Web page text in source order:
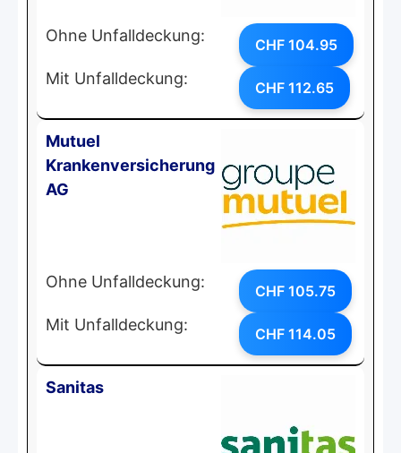
Ohne Unfalldeckung: CHF 104.95
Mit Unfalldeckung: CHF 112.65
Mutuel
Krankenversicherung
AG
Ohne Unfalldeckung: CHF 105.75
Mit Unfalldeckung: CHF 114.05
Sanitas